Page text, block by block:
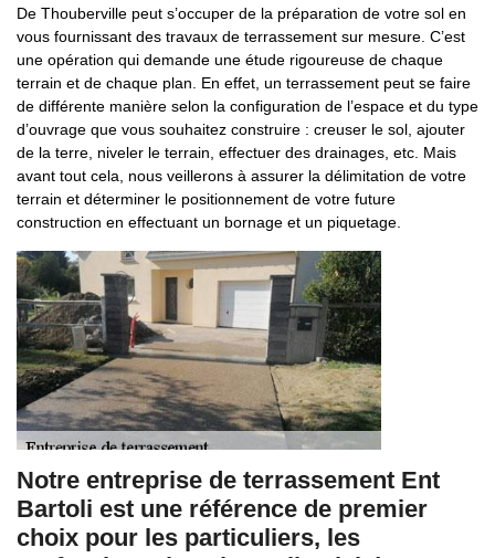
De Thouberville peut s’occuper de la préparation de votre sol en
vous fournissant des travaux de terrassement sur mesure. C’est
une opération qui demande une étude rigoureuse de chaque
terrain et de chaque plan. En effet, un terrassement peut se faire
de différente manière selon la configuration de l’espace et du type
d’ouvrage que vous souhaitez construire : creuser le sol, ajouter
de la terre, niveler le terrain, effectuer des drainages, etc. Mais
avant tout cela, nous veillerons à assurer la délimitation de votre
terrain et déterminer le positionnement de votre future
construction en effectuant un bornage et un piquetage.
Notre entreprise de terrassement Ent
Bartoli est une référence de premier
choix pour les particuliers, les